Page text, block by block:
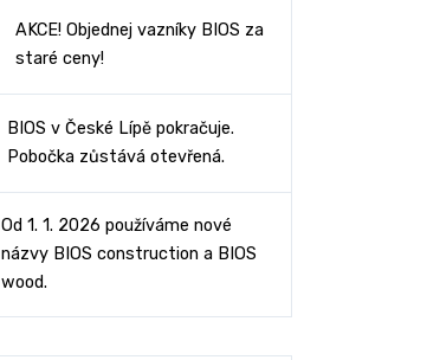
AKCE! Objednej vazníky BIOS za
staré ceny!
BIOS v České Lípě pokračuje.
Pobočka zůstává otevřená.
Od 1. 1. 2026 používáme nové
názvy BIOS construction a BIOS
wood.